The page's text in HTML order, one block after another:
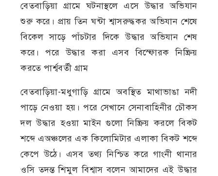
বেতবাড়িয়া গ্রামে ঘটনাস্থলে এসে উদ্ধার অভিযান
শুরু করে। প্রায় তিন ঘন্টা শ্বাসরুদ্ধকর অভিযান শেষে
বিকেল সাড়ে পাঁচটার দিকে উদ্ধার অভিযান শেষ
করে। পরে উদ্ধার করা এসব বিস্ফোরক নিষ্ক্রিয়
করতে পার্শ্ববর্তী গ্রাম
বেতবাড়িয়া-মধুগাড়ি গ্রামে অবস্থিত মাথাভাঙা নদী
পাড়ে নেওয়া হয়। পরে সেখানে সেনাবাহিনীর চৌকস
দল উদ্ধার হওয়া মাইন গুলো নিষ্ক্রিয় করলে বিকট
শব্দে এঅঞ্চলের এক কিলোমিটার এলাকা বিকট শব্দে
কেপে উঠে। এসব তথ‍্য নিশ্চিত করে গাংনী থানার
ওসি তদন্ত শিমুল বিশ্বাস বলেন আমাদের এই উদ্ধার